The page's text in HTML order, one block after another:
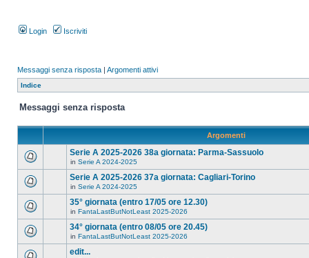
Login Iscriviti
Messaggi senza risposta | Argomenti attivi
Indice
Messaggi senza risposta
Argomenti
Serie A 2025-2026 38a giornata: Parma-Sassuolo
in Serie A 2024-2025
Serie A 2025-2026 37a giornata: Cagliari-Torino
in Serie A 2024-2025
35° giornata (entro 17/05 ore 12.30)
in FantaLastButNotLeast 2025-2026
34° giornata (entro 08/05 ore 20.45)
in FantaLastButNotLeast 2025-2026
edit...